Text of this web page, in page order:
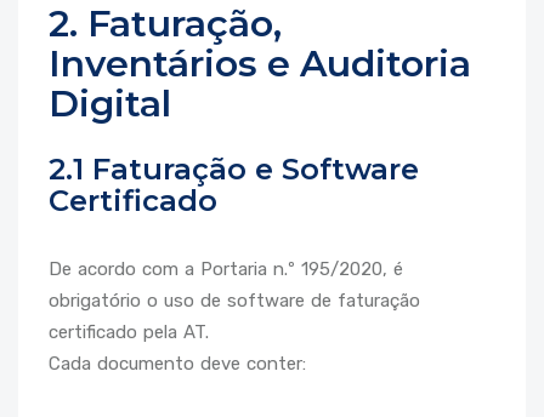
2. Faturação,
Inventários e Auditoria
Digital
2.1 Faturação e Software
Certificado
De acordo com a Portaria n.º 195/2020, é
obrigatório o uso de software de faturação
certificado pela AT.
Cada documento deve conter: